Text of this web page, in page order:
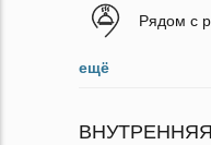
Рядом с
ещё